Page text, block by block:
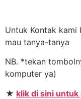
Untuk Kontak
mau tanya-tanya
NB. *tekan
komputer ya)
★ klik di sini untuk